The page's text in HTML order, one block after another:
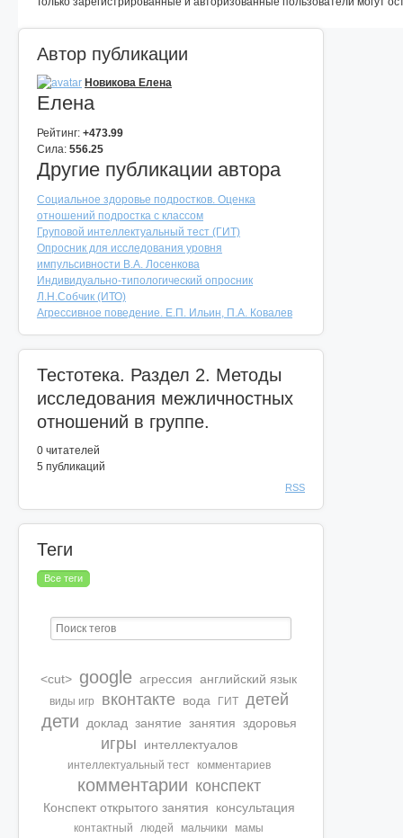
Автор публикации
Новикова Елена
Елена
Рейтинг: +473.99
Сила: 556.25
Другие публикации автора
Социальное здоровье подростков. Оценка
отношений подростка с классом
Груповой интеллектуальный тест (ГИТ)
Опросник для исследования уровня
импульсивности В.А. Лосенкова
Индивидуально-типологический опросник
Л.Н.Собчик (ИТО)
Агрессивное поведение. Е.П. Ильин, П.А. Ковалев
Тестотека. Раздел 2. Методы
исследования межличностных
отношений в группе.
0 читателей
5 публикаций
RSS
Теги
Все теги
<cut> google агрессия английский язык
виды игр вконтакте вода ГИТ детей
дети доклад занятие занятия здоровья
игры интеллектуалов
интеллектуальный тест комментариев
комментарии конспект
Конспект открытого занятия консультация
контактный людей мальчики мамы